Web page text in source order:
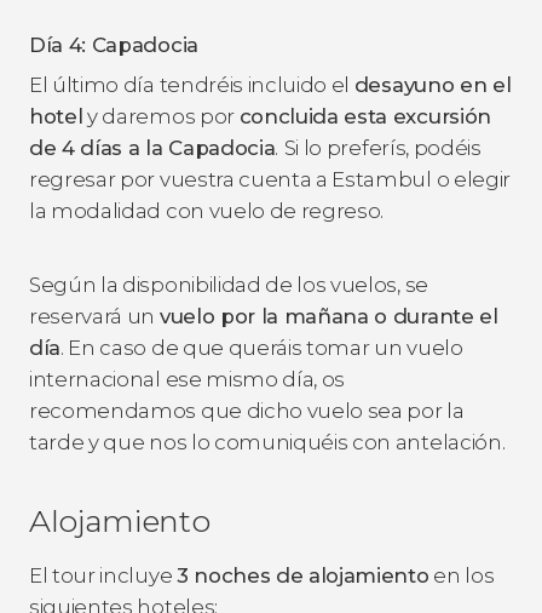
Día 4: Capadocia
El último día tendréis incluido el desayuno en el
hotel y daremos por concluida esta excursión
de 4 días a la Capadocia. Si lo preferís, podéis
regresar por vuestra cuenta a Estambul o elegir
la modalidad con vuelo de regreso.
Según la disponibilidad de los vuelos, se
reservará un vuelo por la mañana o durante el
día. En caso de que queráis tomar un vuelo
internacional ese mismo día, os
recomendamos que dicho vuelo sea por la
tarde y que nos lo comuniquéis con antelación.
Alojamiento
El tour incluye 3 noches de alojamiento en los
siguientes hoteles: